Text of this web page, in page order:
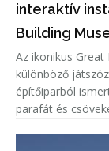
interaktív
Building
Az ikonikus
különböző
építőiparból
parafát és